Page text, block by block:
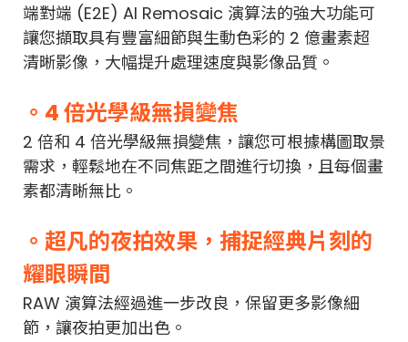
端對端 (E2E) AI Remosaic 演算法的強大功能可
讓您擷取具有豐富細節與生動色彩的 2 億畫素超
清晰影像，大幅提升處理速度與影像品質。
。4 倍光學級無損變焦
2 倍和 4 倍光學級無損變焦，讓您可根據構圖取景
需求，輕鬆地在不同焦距之間進行切換，且每個畫
素都清晰無比。
。超凡的夜拍效果，捕捉經典片刻的
耀眼瞬間
RAW 演算法經過進一步改良，保留更多影像細
節，讓夜拍更加出色。